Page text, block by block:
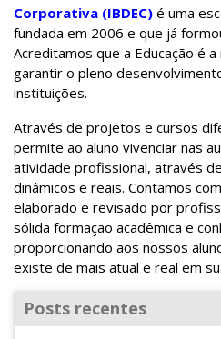
Corporativa (IBDEC) é uma
fundada em 2006 e que já
Acreditamos que a Educação é
garantir o pleno
instituições.
Através de projetos e cursos
permite ao aluno vivenciar nas
atividade profissional, através
dinâmicos e reais. Contamos
elaborado e revisado por
sólida formação acadêmica e
proporcionando aos nossos
existe de mais atual e real em
Posts recentes